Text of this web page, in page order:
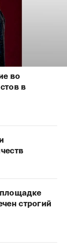
во
в
строгий